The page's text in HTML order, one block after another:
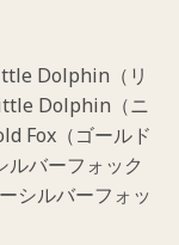
Dolphin（リ
Dolphin（ニ
Fox（ゴールド
バーフォック
シルバーフォッ